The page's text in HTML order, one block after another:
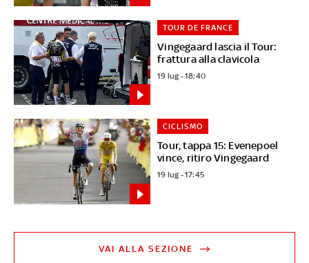
Vingegaard lascia il Tour:
frattura alla clavicola
TOUR DE FRANCE
19 lug - 18:40
Tour, tappa 15: Evenepoel
vince, ritiro Vingegaard
CICLISMO
19 lug - 17:45
VAI ALLA SEZIONE